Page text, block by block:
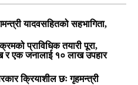
यादवसहितको सहभागिता,
प्राविधिक तयारी पूरा,
एक जनालाई १० लाख उपहार
क्रियाशील छः गृहमन्त्री